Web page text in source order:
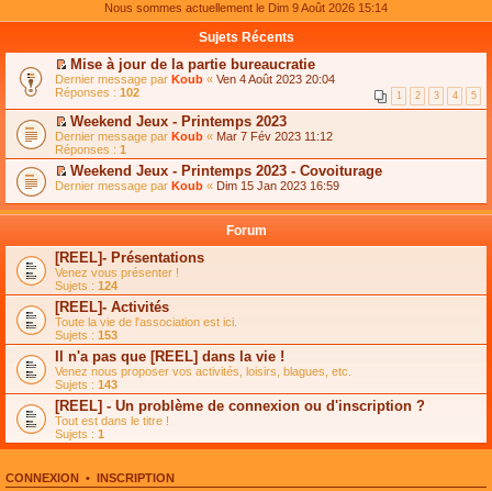
Nous sommes actuellement le Dim 9 Août 2026 15:14
Sujets Récents
C
o
n
s
u
l
t
e
r
l
e
s
s
a
g
e
n
o
n
l
u
l
e
p
l
u
s
é
c
Mise à jour de la partie bureaucratie
Dernier message par Koub « Ven 4 Août 2023 20:04
Réponses : 102 1 2 3 4 5
C
o
n
s
u
t
l
e
m
e
s
s
a
g
e
n
o
n
l
u
l
e
l
Weekend Jeux - Printemps 2023
Dernier message par Koub « Mar 7 Fév 2023 11:12
Réponses : 1
C
n
l
t
e
r
l
e
m
e
s
s
a
g
e
n
o
n
u
l
Weekend Jeux - Printemps 2023 - Covoiturage
Dernier message par Koub « Dim 15 Jan 2023 16:59
Forum
[REEL]- Présentations
Venez vous présenter !
Sujets : 124
[REEL]- Activités
Toute la vie de l'association est ici.
Sujets : 153
Il n'a pas que [REEL] dans la vie !
Venez nous proposer vos activités, loisirs, blagues, etc.
Sujets : 143
[REEL] - Un problème de connexion ou d'inscription ?
Tout est dans le titre !
Sujets : 1
CONNEXION • INSCRIPTION